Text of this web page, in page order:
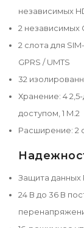
независимых
2 независимых
2 слота для
GPRS / UMTS
32
Хранение: 4
доступом, 1 M.2
Расширение: 2
Защита данных
24 В до 36 В